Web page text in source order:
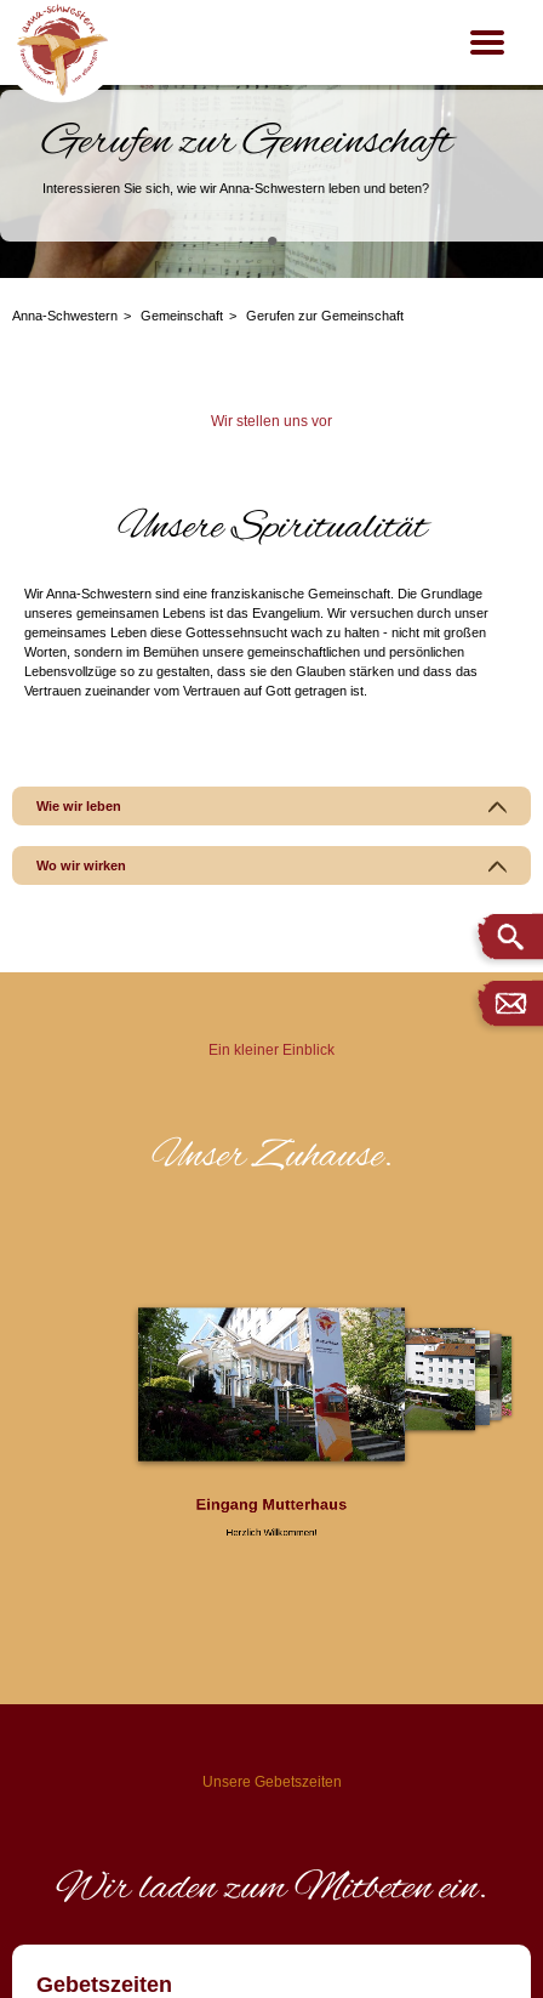
Gerufen zur Gemeinschaft
Interessieren Sie sich, wie wir Anna-Schwestern leben und beten?
•
Anna-Schwestern Gemeinschaft Gerufen zur Gemeinschaft
Wir stellen uns vor
Unsere Spiritualität
Wir Anna-Schwestern sind eine franziskanische Gemeinschaft. Die Grundlage
unseres gemeinsamen Lebens ist das Evangelium. Wir versuchen durch unser
gemeinsames Leben diese Gottessehnsucht wach zu halten - nicht mit großen
Worten, sondern im Bemühen unsere gemeinschaftlichen und persönlichen
Lebensvollzüge so zu gestalten, dass sie den Glauben stärken und dass das
Vertrauen zueinander vom Vertrauen auf Gott getragen ist.
Wie wir leben
Wo wir wirken
Ein kleiner Einblick
Unser Zuhause.
Eingang Mutterhaus
Herzlich Willkommen!
Unsere Gebetszeiten
Wir laden zum Mitbeten ein.
Gebetszeiten